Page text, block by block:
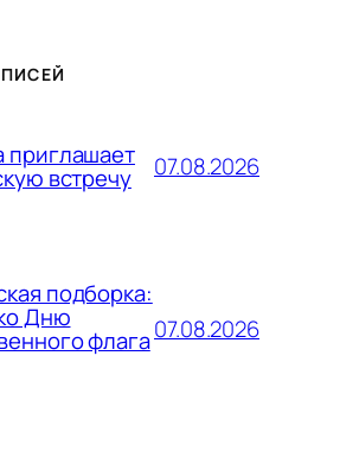
приглашает
встречу 07.08.2026
подборка:
Дню
флага07.08.2026